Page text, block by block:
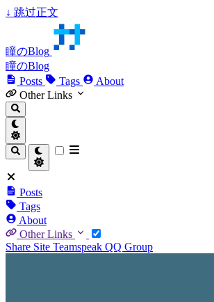
↓ 跳过正文
瞳のBlog
瞳のBlog
Posts
Tags
About
Other Links
Posts
Tags
About
Other Links
Share Site Teamspeak QQ Group